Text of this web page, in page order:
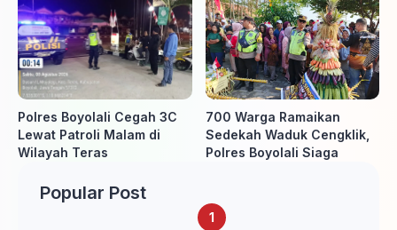
Polres Boyolali Cegah 3C
Lewat Patroli Malam di
Wilayah Teras
700 Warga Ramaikan
Sedekah Waduk Cengklik,
Polres Boyolali Siaga
Popular Post